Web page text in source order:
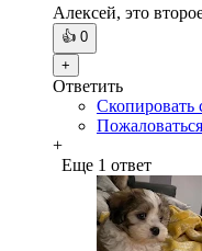
Алексей, это
👍 0
+
Ответить
Скопировать
Пожаловаться
+
Еще 1 ответ